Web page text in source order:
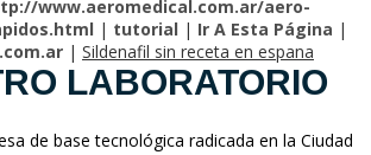
www.aeromedical.com.ar/aero-
| tutorial | Ir A Esta Página |
| Sildenafil sin receta en espana
LABORATORIO
de base tecnológica radicada en la Ciudad